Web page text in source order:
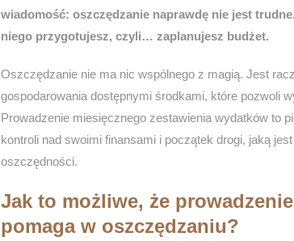
wiadomość: oszczędzanie naprawdę nie jest
niego przygotujesz, czyli… zaplanujesz budżet.
Oszczędzanie nie ma nic wspólnego z magią. Jest
gospodarowania dostępnymi środkami, które pozwoli
Prowadzenie miesięcznego zestawienia wydatków to
kontroli nad swoimi finansami i początek drogi, jaką
oszczędności.
Jak to możliwe, że
pomaga w oszczędzaniu?